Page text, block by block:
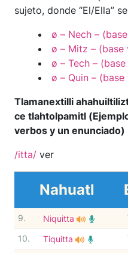
sujeto, donde “El/Ella”
ø – Nech –
ø – Mitz – (base
ø – Tech –
ø – Quin –
Tlamanextilli
ce tlahtolpamitl
verbos y un enunciado)
/itta/ ver
Nahuatl
9. Niquitta
10. Tiquitta